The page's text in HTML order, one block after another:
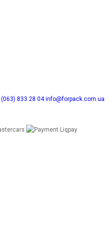
(063) 833 28 04 info@forpack.com.ua